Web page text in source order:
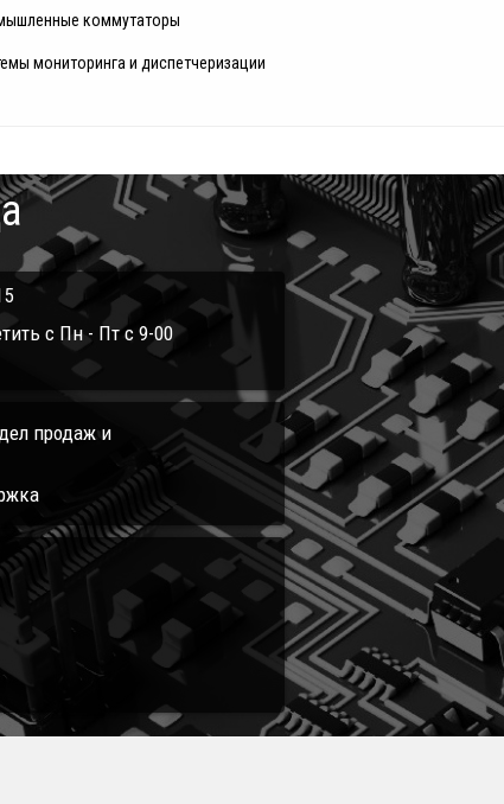
коммутаторы
мониторинга и диспетчеризации
с Пн - Пт с 9-00
продаж и